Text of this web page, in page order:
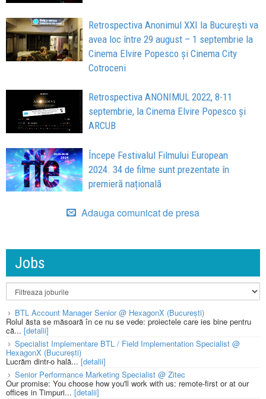
Retrospectiva Anonimul XXI la București va
avea loc între 29 august – 1 septembrie la
Cinema Elvire Popesco și Cinema City
Cotroceni
Retrospectiva ANONIMUL 2022, 8-11
septembrie, la Cinema Elvire Popesco și
ARCUB
Începe Festivalul Filmului European
2024. 34 de filme sunt prezentate în
premieră națională
Adauga comunicat de presa
Jobs
BTL Account Manager Senior @ HexagonX (București)
Rolul ăsta se măsoară în ce nu se vede: proiectele care ies bine pentru
că... [detalii]
Specialist Implementare BTL / Field Implementation Specialist @
HexagonX (București)
Lucrăm dintr-o hală... [detalii]
Senior Performance Marketing Specialist @ Zitec
Our promise: You choose how you'll work with us: remote-first or at our
offices in Timpuri... [detalii]